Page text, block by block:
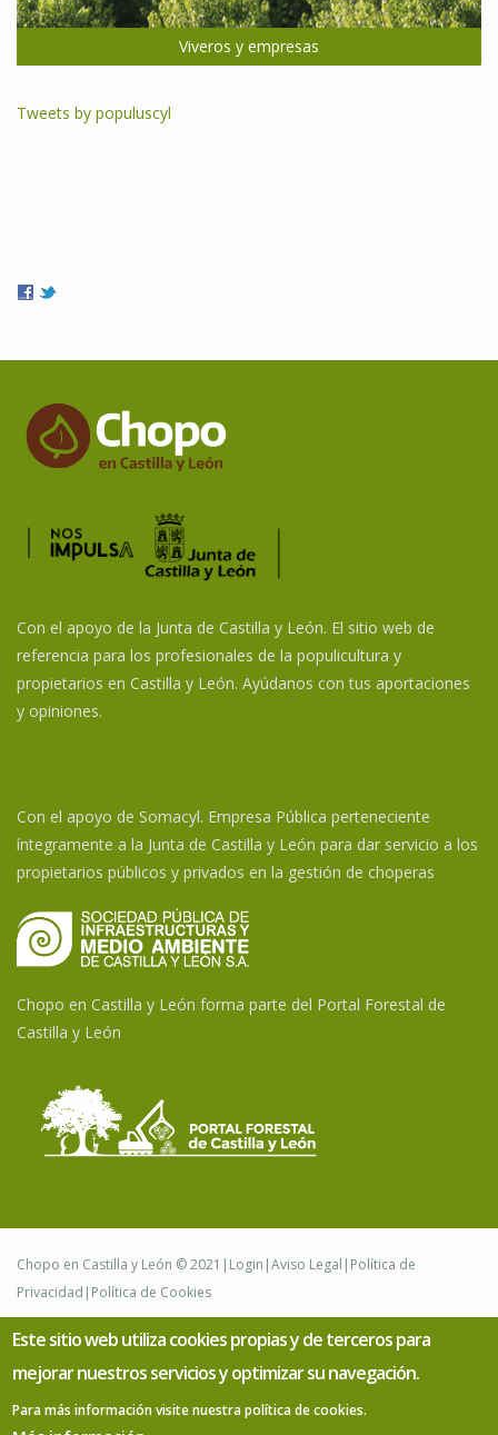
Viveros y empresas
Tweets by populuscyl
Con el apoyo de la Junta de Castilla y León. El sitio web de
referencia para los profesionales de la populicultura y
propietarios en Castilla y León. Ayúdanos con tus aportaciones
y opiniones.
Con el apoyo de Somacyl. Empresa Pública perteneciente
íntegramente a la Junta de Castilla y León para dar servicio a los
propietarios públicos y privados en la gestión de choperas
Chopo en Castilla y León forma parte del Portal Forestal de
Castilla y León
Chopo en Castilla y León © 2021| Login |Aviso Legal | Política de
Privacidad | Política de Cookies
Desarrollado por
Este sitio web utiliza cookies propias y de terceros para
mejorar nuestros servicios y optimizar su navegación.
Para más información visite nuestra política de cookies.